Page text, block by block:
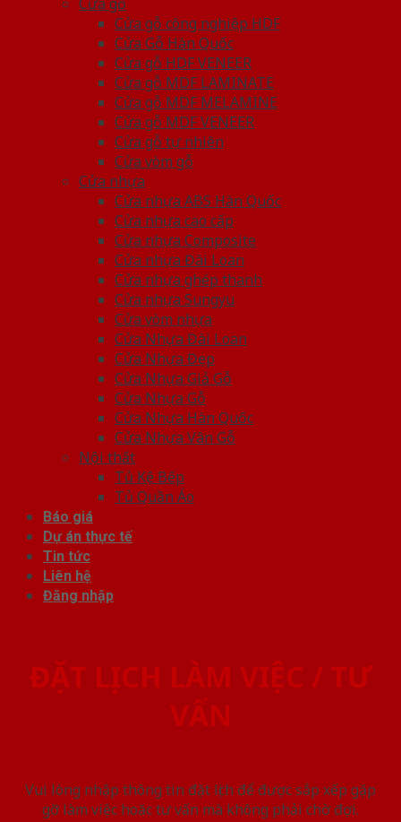
Cửa gỗ
Cửa gỗ công nghiệp HDF
Cửa Gỗ Hàn Quốc
Cửa gỗ HDF VENEER
Cửa gỗ MDF LAMINATE
Cửa gỗ MDF MELAMINE
Cửa gỗ MDF VENEER
Cửa gỗ tự nhiên
Cửa vòm gỗ
Cửa nhựa
Cửa nhựa ABS Hàn Quốc
Cửa nhựa cao cấp
Cửa nhựa Composite
Cửa nhựa Đài Loan
Cửa nhựa ghép thanh
Cửa nhựa Sungyu
Cửa vòm nhựa
Cửa Nhựa Đài Loan
Cửa Nhựa Đẹp
Cửa Nhựa Giả Gỗ
Cửa Nhựa Gỗ
Cửa Nhựa Hàn Quốc
Cửa Nhựa Vân Gỗ
Nội thất
Tủ Kệ Bếp
Tủ Quần Áo
Báo giá
Dự án thực tế
Tin tức
Liên hệ
Đăng nhập
ĐẶT LỊCH LÀM VIỆC / TƯ
VẤN
Vui lòng nhập thông tin đặt lịch để được sắp xếp gặp
gỡ làm việc hoăc tư vấn mà không phải chờ đợi.